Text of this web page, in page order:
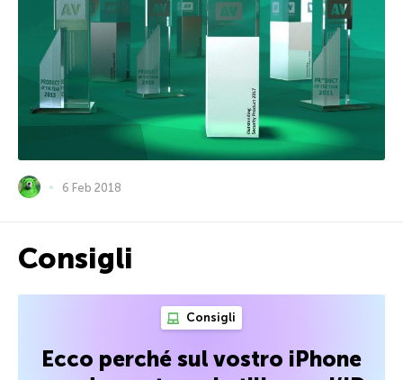
6 Feb 2018
Consigli
Consigli
Ecco perché sul vostro iPhone